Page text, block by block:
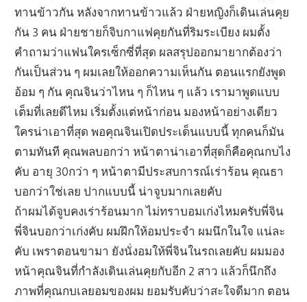
ทานข้าวกัน หลังจากทานข้าวแล้ว ฝ่ายหญิงก็เดินเล่นคุย
กัน 3 คน ฝ่ายชายก็จิบกาแฟคุยกันที่ริมระเบียง ผมตั้ง
คำถามว่าแฟนใครเซ็กซี่ที่สุด ผลสรุปออกมายากต้องว่า
กันเป็นส่วน ๆ ผมเลยให้ออกความเห็นกัน ตอนแรกยังพูด
อ้อม ๆ กัน คุณจินว่าไหน ๆ ก็ไหน ๆ แล้ว เรามาพูดแบบ
เต็มที่เลยดีไหม เริ่มตั้งแต่หน้าก่อน มองหน้าอย่างเดียว
ใครน่าเอาที่สุด พอคุณจินเปิดประเด็นแบบนี้ ทุกคนก็มัน
ตามทันที คุณพลบอกว่า หน้าตาน่าเอาที่สุดก็คือคุณกบไง
คับ อายุ 30กว่า ๆ หน้าตามีประสบการณ์เร่าร้อน คุณธา
บอกว่าใช่เลย ปากแบบนี้ น่าจูบมากเลยคับ
ถ้าผมได้จูบคงเร่าร้อนมาก ไม่ทราบอมเก่งไหมครับพี่จิน
พี่จินบอกว่าเก่งคับ ผมฝึกให้อมประจำ ผมนึกในใจ แน่ละ
คับ เพราตอนขามา ยังนั่งอมให้พี่จินในรถเลยคับ ผมมอง
หน้าคุณจินที่กำลังเดินเล่นคุยกับอีก 2 สาว แล้วก็นึกถึง
ภาพที่คุณกบเลยอมของผม ยอมรับคับว่าสะใจดีมาก ตอน